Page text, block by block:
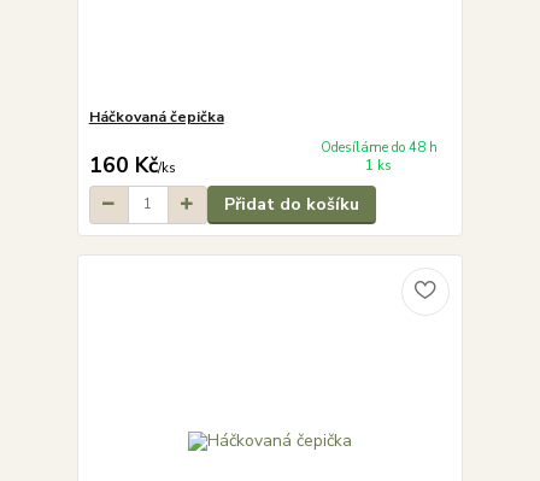
Háčkovaná čepička
160 Kč/ks
Odesíláme do 48 h
1 ks
Přidat do košíku